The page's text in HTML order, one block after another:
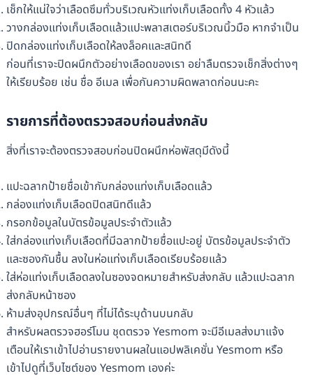
เช็กให้แน่ใจว่าเลือดซึมทั่วบริเวณหัวแท่งเก็บเลือดทั้ง 4 หัวแล้ว
วางกล่องแท่งเก็บเลือดแล้วแปะพลาสเตอร์บริเวณนิ้วมือ หากจำเป็น
ปิดกล่องแท่งเก็บเลือดให้ลงล็อคและสนิทดี
ก่อนที่เราจะปิดผนึกตัวอย่างเลือดของเรา อย่าลืมตรวจเช็กสิ่งต่างๆ
ให้เรียบร้อย เช่น ชื่อ อีเมล เพื่อกันความผิดพลาดก่อนนะคะ
รายการที่ต้องตรวจสอบก่อนส่งกลับ
สิ่งที่เราจะต้องตรวจสอบก่อนปิดผนึกห่อพัสดุมีดังนี้
แปะฉลากป้ายชื่อเข้ากับกล่องแท่งเก็บเลือดแล้ว
กล่องแท่งเก็บเลือดปิดสนิทดีแล้ว
กรอกข้อมูลในบัตรข้อมูลประจำตัวแล้ว
ใส่กล่องแท่งเก็บเลือดที่มีฉลากป้ายชื่อแปะอยู่ บัตรข้อมูลประจำตัว
และซองกันชื้น ลงในห่อแท่งเก็บเลือดเรียบร้อยแล้ว
ใส่ห่อแท่งเก็บเลือดลงในซองจดหมายสำหรับส่งกลับ แล้วแปะฉลาก
ส่งกลับหน้าซอง
ห้ามส่งอุปกรณ์อื่นๆ ที่ไม่ได้ระบุด้านบนกลับ
สำหรับผลตรวจฮอร์โมน ชุดตรวจ Yesmom จะมีอีเมลส่งมาแจ้ง
เตือนให้เราเข้าไปอ่านรายงานผลในแอปพลิเคชั่น Yesmom หรือ
เข้าไปดูที่เว็บไซต์ของ Yesmom เองค่ะ